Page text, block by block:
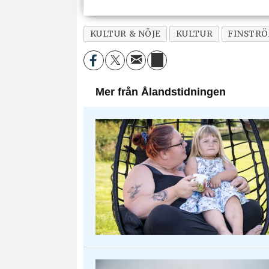
KULTUR & NÖJE KULTUR